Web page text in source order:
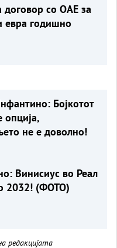
со ОАЕ за
евра годишно
Бојкотот
опција,
не е доволно!
Винисиус во Реал
2032! (ФОТО)
редакцијата